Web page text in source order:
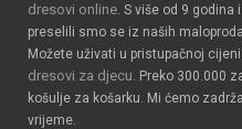
dresovi online. S više od 9
preselili smo se iz naših
Možete uživati u pristupačnoj
dresovi za djecu. Preko 300.000
košulje za košarku. Mi ćemo
vrijeme.